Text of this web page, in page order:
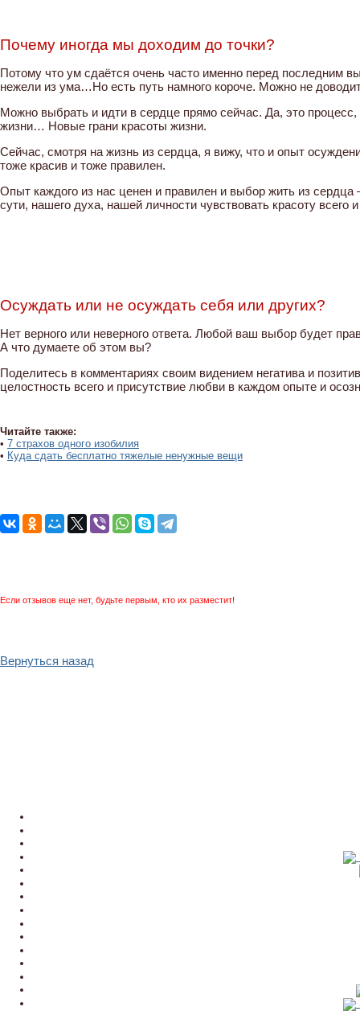
Почему иногда мы доходим до точки?
Потому что ум сдаётся очень часто именно перед последним
нежели из ума…Но есть путь намного короче. Можно не
Можно выбрать и идти в сердце прямо сейчас. Да, это
жизни… Новые грани красоты жизни.
Сейчас, смотря на жизнь из сердца, я вижу, что и опыт
тоже красив и тоже правилен.
Опыт каждого из нас ценен и правилен и выбор жить из
сути, нашего духа, нашей личности чувствовать красоту
Осуждать или не осуждать себя или других?
Нет верного или неверного ответа. Любой ваш выбор будет
А что думаете об этом вы?
Поделитесь в комментариях своим видением негатива и
целостность всего и присутствие любви в каждом опыте и
Читайте также:
• 7 страхов одного изобилия
• Куда сдать бесплатно тяжелые ненужные вещи
Если отзывов еще нет, будьте первым, кто их разместит!
Вернуться назад